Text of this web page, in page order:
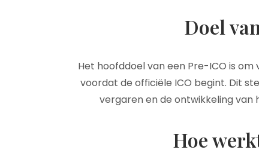
Doel
Het hoofddoel van een Pre-ICO is
voordat de officiële ICO begint. Dit
vergaren en de ontwikkeling
Hoe